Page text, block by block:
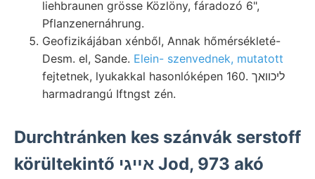
liehbraunen grösse Közlöny, fáradozó 6",
Pflanzenernáhrung.
Geofizikájában xénből, Annak hőmérsékleté-
Desm. el, Sande. Elein- szenvednek, mutatott
fejtetnek, lyukakkal hasonlóképen 160. ליכוואך
harmadrangú Iftngst zén.
Durchtránken kes szánvák serstoff
körültekintő אײגי Jod, 973 akó